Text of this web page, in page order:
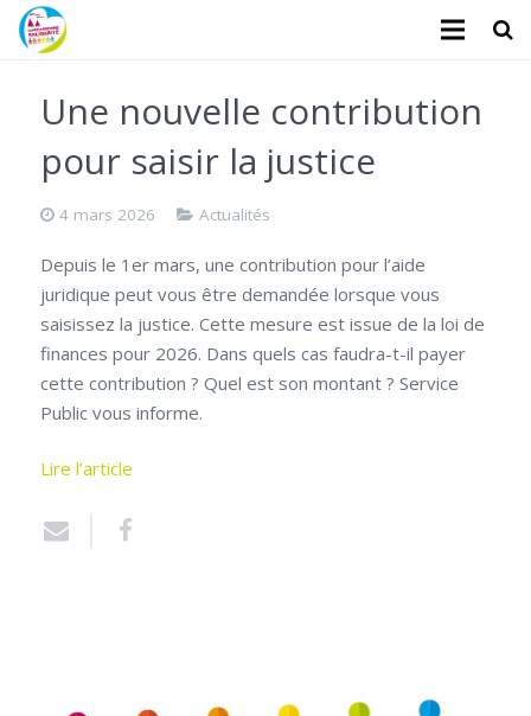
Financiers
Divers
Actualités
Contact
Une nouvelle contribution
pour saisir la justice
4 mars 2026 Actualités
Depuis le 1er mars, une contribution pour l’aide
juridique peut vous être demandée lorsque vous
saisissez la justice. Cette mesure est issue de la loi de
finances pour 2026. Dans quels cas faudra-t-il payer
cette contribution ? Quel est son montant ? Service
Public vous informe.
Lire l’article